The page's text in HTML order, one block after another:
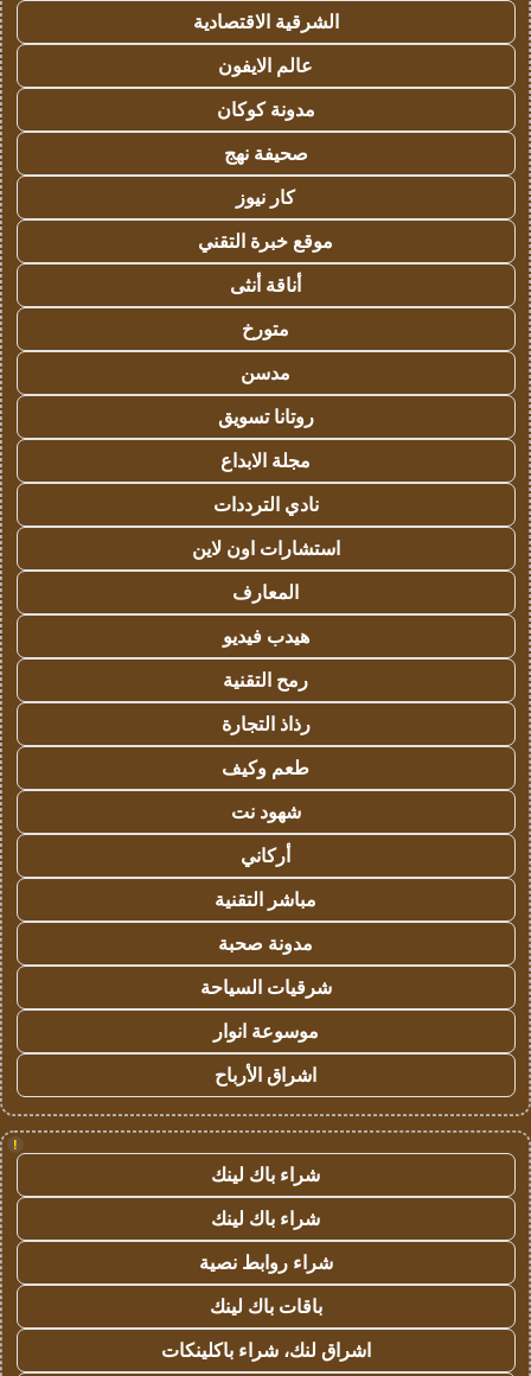
الشرقية الاقتصادية
عالم الايفون
مدونة كوكان
صحيفة نهج
كار نيوز
موقع خبرة التقني
أناقة أنثى
متورخ
مدسن
روتانا تسويق
مجلة الابداع
نادي الترددات
استشارات اون لاين
المعارف
هيدب فيديو
رمح التقنية
رذاذ التجارة
طعم وكيف
شهود نت
أركاني
مباشر التقنية
مدونة صحبة
شرقيات السياحة
موسوعة انوار
اشراق الأرباح
!
شراء باك لينك
شراء باك لينك
شراء روابط نصية
باقات باك لينك
اشراق لنك، شراء باكلينكات